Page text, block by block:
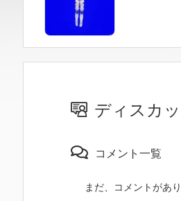
ディスカ
コメント一覧
まだ、コメントがあ